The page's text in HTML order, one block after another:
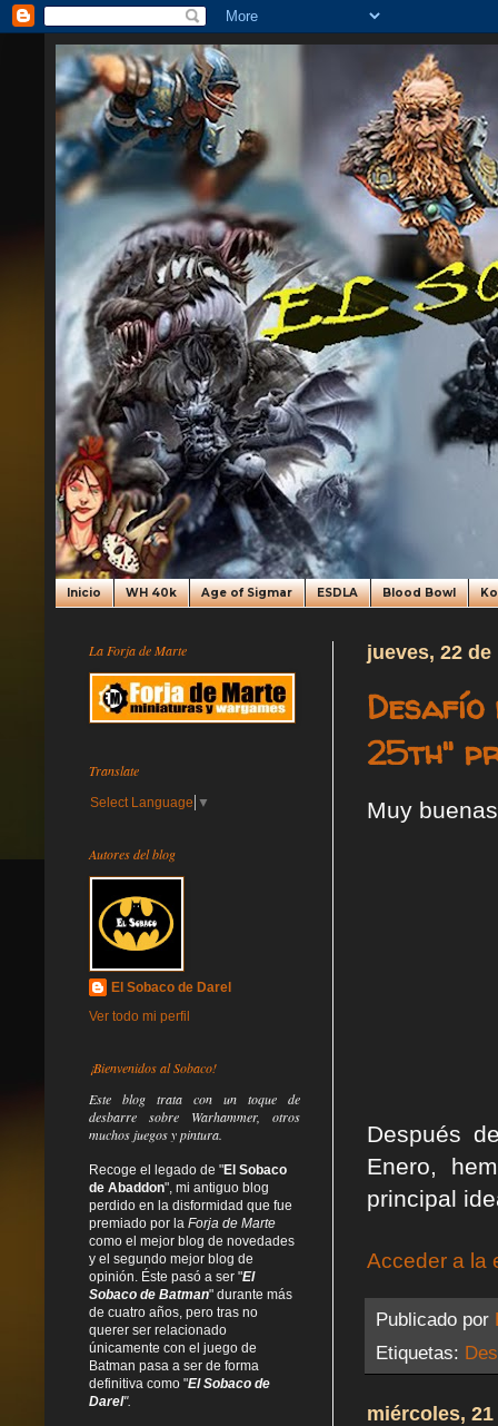
Inicio WH 40k Age of Sigmar ESDLA Blood Bowl
jueves, 22 de
25th"
Muy
Después
Enero,
principal
Acceder a la
Publicado por
Etiquetas:
miércoles,
La Forja de Marte
Translate
Select Language ▼
Autores del blog
El Sobaco de Darel
Ver todo mi perfil
¡Bienvenidos al Sobaco!
Este blog trata con un toque de
desbarre sobre Warhammer, otros
muchos juegos y pintura.
Recoge el legado de "El Sobaco
de Abaddon", mi antiguo blog
perdido en la disformidad que fue
premiado por la Forja de Marte
como el mejor blog de novedades
y el segundo mejor blog de
opinión. Éste pasó a ser "El
Sobaco de Batman" durante más
de cuatro años, pero tras no
querer ser relacionado
únicamente con el juego de
Batman pasa a ser de forma
definitiva como "El Sobaco de
Darel".